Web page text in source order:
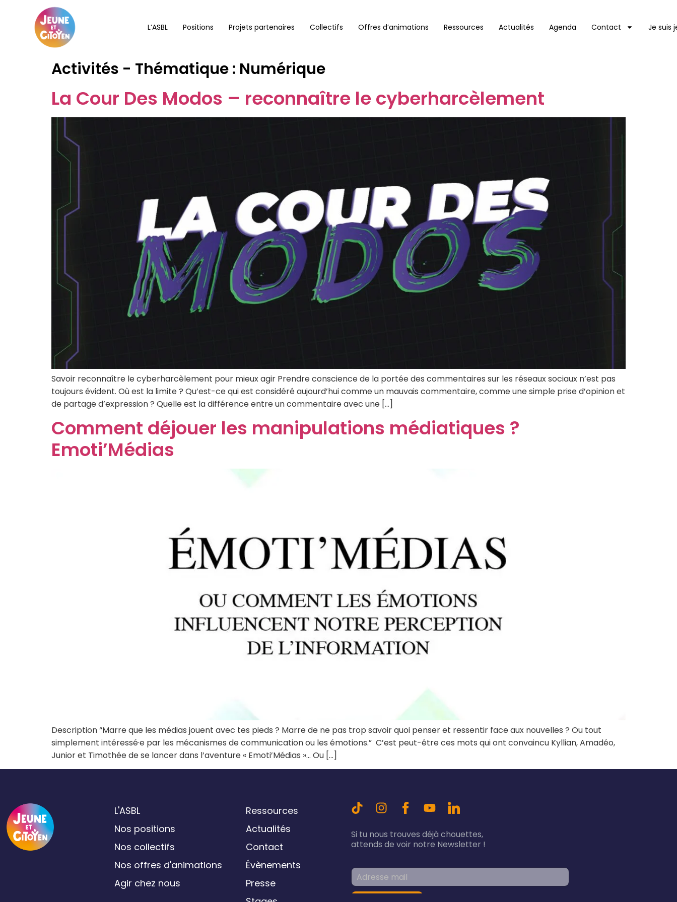
L’ASBL Positions Projets partenaires Collectifs Offres d’animations Ressources Actualités Agenda Contact Je suis
Activités - Thématique : Numérique
La Cour Des Modos – reconnaître le cyberharcèlement
Savoir reconnaître le cyberharcèlement pour mieux agir Prendre conscience de la portée des commentaires sur les réseaux sociaux n’est pas
toujours évident. Où est la limite ? Qu’est-ce qui est considéré aujourd’hui comme un mauvais commentaire, comme une simple prise d’opinion et
de partage d’expression ? Quelle est la différence entre un commentaire avec une […]
Comment déjouer les manipulations médiatiques ?
Emoti’Médias
Description “Marre que les médias jouent avec tes pieds ? Marre de ne pas trop savoir quoi penser et ressentir face aux nouvelles ? Ou tout
simplement intéressé·e par les mécanismes de communication ou les émotions.” C’est peut-être ces mots qui ont convaincu Kyllian, Amadéo,
Junior et Timothée de se lancer dans l’aventure « Emoti’Médias »… Ou […]
L'ASBL
Nos positions
Nos collectifs
Nos offres d'animations
Agir chez nous
Ressources
Actualités
Contact
Évènements
Presse
Si tu nous trouves déjà chouettes,
attends de voir notre Newsletter !